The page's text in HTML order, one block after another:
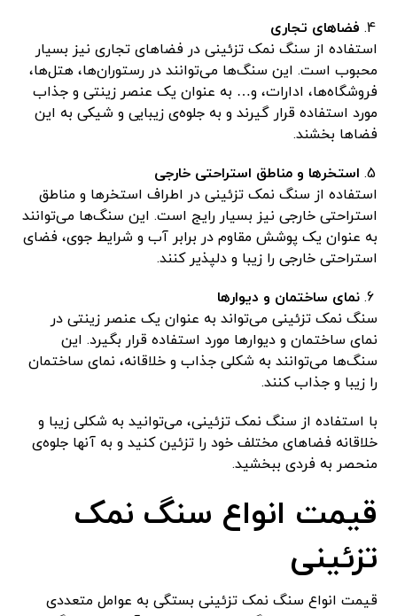
فضاهای تجاری
استفاده از سنگ نمک تزئینی در فضاهای تجاری نیز بسیار
محبوب است. این سنگ‌ها می‌توانند در رستوران‌ها، هتل‌ها،
فروشگاه‌ها، ادارات، و… به عنوان یک عنصر زینتی و جذاب
مورد استفاده قرار گیرند و به جلوه‌ی زیبایی و شیکی به این
فضاها بخشند.
استخرها و مناطق استراحتی خارجی
استفاده از سنگ نمک تزئینی در اطراف استخرها و مناطق
استراحتی خارجی نیز بسیار رایج است. این سنگ‌ها می‌توانند
به عنوان یک پوشش مقاوم در برابر آب و شرایط جوی، فضای
استراحتی خارجی را زیبا و دلپذیر کنند.
نمای ساختمان و دیوارها
سنگ نمک تزئینی می‌تواند به عنوان یک عنصر زینتی در
نمای ساختمان و دیوارها مورد استفاده قرار بگیرد. این
سنگ‌ها می‌توانند به شکلی جذاب و خلاقانه، نمای ساختمان
را زیبا و جذاب کنند.
با استفاده از سنگ نمک تزئینی، می‌توانید به شکلی زیبا و
خلاقانه فضاهای مختلف خود را تزئین کنید و به آنها جلوه‌ی
منحصر به فردی ببخشید.
قیمت انواع سنگ نمک
تزئینی
قیمت انواع سنگ نمک تزئینی بستگی به عوامل متعددی